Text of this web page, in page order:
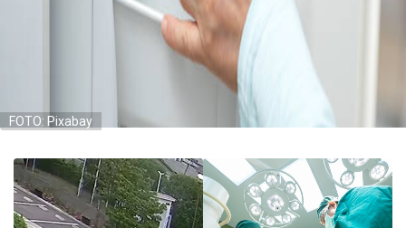
FOTO: Pixabay